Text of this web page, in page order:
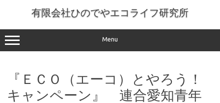
へ
ス
有限会社ひのでやエコライフ研究所
Menu
『ＥＣＯ（エーコ）とやろう！
キャンペーン』 連合愛知青年